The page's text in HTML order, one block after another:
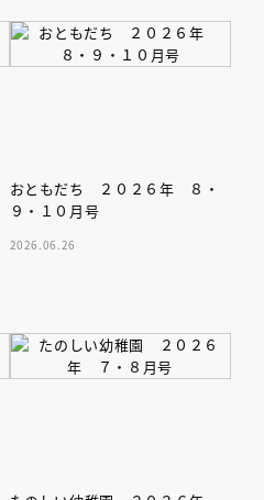
おともだち ２０２６年 ８・
９・１０月号
2026.06.26